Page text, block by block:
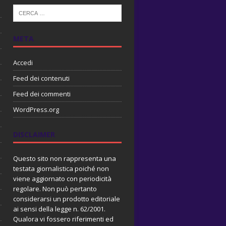
META
Accedi
Feed dei contenuti
Feed dei commenti
WordPress.org
DISCLAIMER
Questo sito non rappresenta una
testata giornalistica poiché non
viene aggiornato con periodicità
regolare. Non può pertanto
considerarsi un prodotto editoriale
ai sensi della legge n. 62/2001.
Qualora vi fossero riferimenti ed